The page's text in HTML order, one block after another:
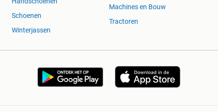
Schoenen
Winterjassen
Machines en Bouw
Tractoren